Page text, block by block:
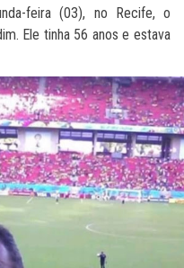
feira (03), no Recife, o
Ele tinha 56 anos e estava